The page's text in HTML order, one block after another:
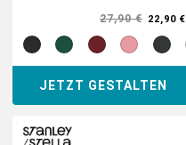
27,90 € 22,90 €
JETZT GESTALTEN